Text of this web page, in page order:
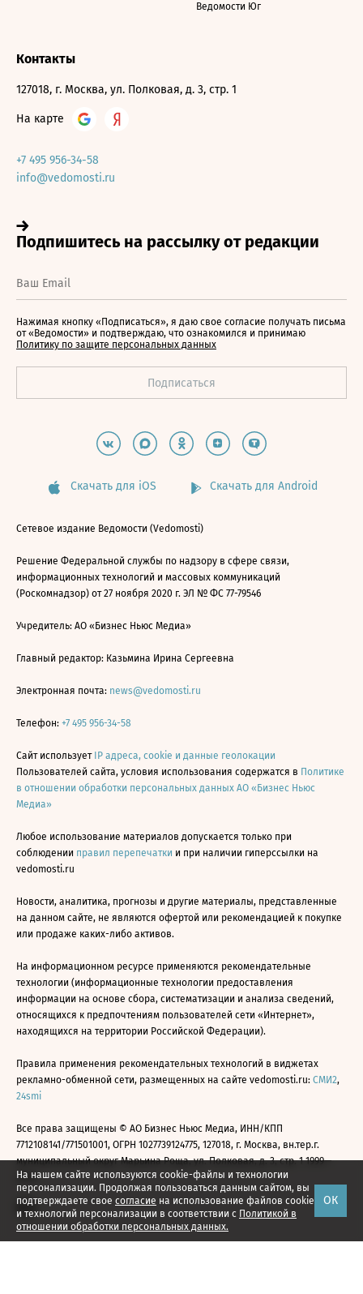
На нашем сайте используются cookie-файлы и технологии
персонализации. Продолжая пользоваться данным сайтом, вы
подтверждаете свое согласие на использование файлов cookie
и технологий персонализации в соответствии с Политикой в
отношении обработки персональных данных.
ОК
Ведомости Юг
Контакты
127018, г. Москва, ул. Полковая, д. 3, стр. 1
На карте
+7 495 956-34-58
info@vedomosti.ru
Нажимая кнопку «Подписаться», я даю свое согласие получать письма
от «Ведомости» и подтверждаю, что ознакомился и принимаю
Политику по защите персональных данных
Скачать для iOS Скачать для Android
Сетевое издание Ведомости (Vedomosti)
Решение Федеральной службы по надзору в сфере связи,
информационных технологий и массовых коммуникаций
(Роскомнадзор) от 27 ноября 2020 г. ЭЛ № ФС 77-79546
Учредитель: АО «Бизнес Ньюс Медиа»
Главный редактор: Казьмина Ирина Сергеевна
Электронная почта: news@vedomosti.ru
Телефон: +7 495 956-34-58
Сайт использует IP адреса, cookie и данные геолокации
Пользователей сайта, условия использования содержатся в Политике
в отношении обработки персональных данных АО «Бизнес Ньюс
Медиа»
Любое использование материалов допускается только при
соблюдении правил перепечатки и при наличии гиперссылки на
vedomosti.ru
Новости, аналитика, прогнозы и другие материалы, представленные
на данном сайте, не являются офертой или рекомендацией к покупке
или продаже каких-либо активов.
На информационном ресурсе применяются рекомендательные
технологии (информационные технологии предоставления
информации на основе сбора, систематизации и анализа сведений,
относящихся к предпочтениям пользователей сети «Интернет»,
находящихся на территории Российской Федерации).
Правила применения рекомендательных технологий в виджетах
рекламно-обменной сети, размещенных на сайте vedomosti.ru: СМИ2,
24smi
Все права защищены © АО Бизнес Ньюс Медиа, ИНН/КПП
7712108141/771501001, ОГРН 1027739124775, 127018, г. Москва, вн.тер.г.
муниципальный округ Марьина Роща, ул. Полковая, д. 3, стр. 1 1999—
2026